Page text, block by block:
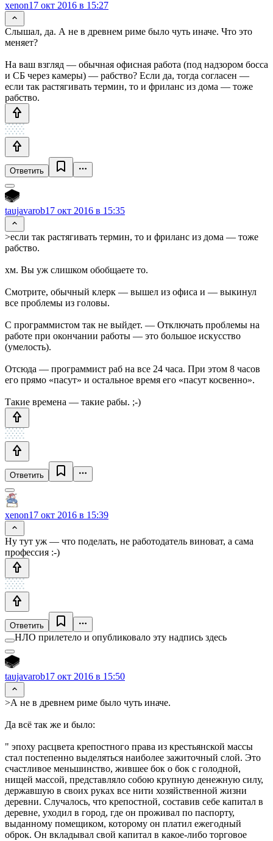
xenon17 окт 2016 в 15:27
Слышал, да. А не в древнем риме было чуть иначе. Что это
меняет?
На ваш взгляд — обычная офисная работа (под надзором босса
и СБ через камеры) — рабство? Если да, тогда согласен —
если так растягивать термин, то и фриланс из дома — тоже
рабство.
Ответить
taujavarob17 окт 2016 в 15:35
>если так растягивать термин, то и фриланс из дома — тоже
рабство.
хм. Вы уж слишком обобщаете то.
Смотрите, обычный клерк — вышел из офиса и — выкинул
все проблемы из головы.
С программистом так не выйдет. — Отключать проблемы на
работе при окончании работы — это большое искусство
(умелость).
Отсюда — программист раб на все 24 часа. При этом 8 часов
его прямо «пасут» и остальное время его «пасут косвенно».
Такие времена — такие рабы. ;-)
Ответить
xenon17 окт 2016 в 15:39
Ну тут уж — что поделать, не работодатель виноват, а сама
профессия :-)
Ответить
НЛО прилетело и опубликовало эту надпись здесь
taujavarob17 окт 2016 в 15:50
>А не в древнем риме было чуть иначе.
Да всё так же и было:
" эпоху расцвета крепостного права из крестьянской массы
стал постепенно выделяться наиболее зажиточный слой. Это
счастливое меньшинство, жившее бок о бок с голодной,
нищей массой, представляло собою крупную денежную силу,
державшую в своих руках все нити хозяйственной жизни
деревни. Случалось, что крепостной, составив себе капитал в
деревне, уходил в город, где он проживал по паспорту,
выданному помещиком, которому он платил ежегодный
оброк. Он вкладывал свой капитал в какое-либо торговое